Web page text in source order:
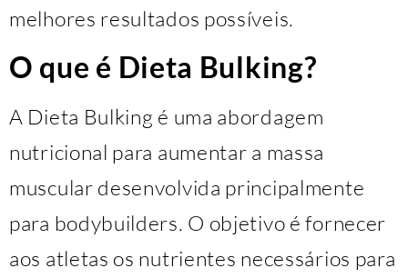
melhores resultados possíveis.
O que é Dieta Bulking?
A Dieta Bulking é uma abordagem
nutricional para aumentar a massa
muscular desenvolvida principalmente
para bodybuilders. O objetivo é fornecer
aos atletas os nutrientes necessários para